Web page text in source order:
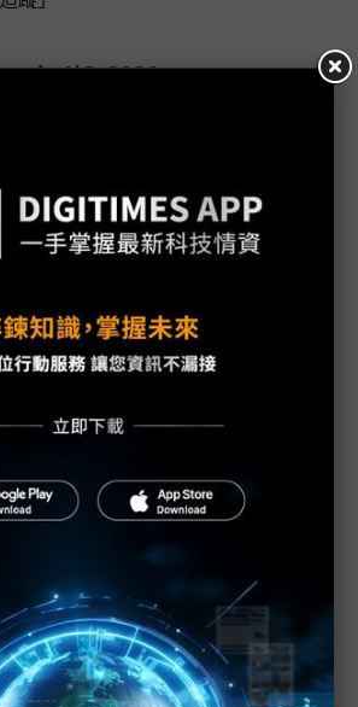
I/O 2026
態AI亮相 DeepMind CEO：我們正
AI NB新戰局 英特爾、高通、聯
跟進Apple Intelligence
戰硬體層面